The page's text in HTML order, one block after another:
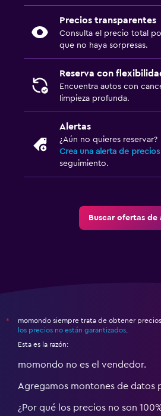
Precios transparentes
Consulta el precio total
que no haya sorpresas.
Reserva con
Encuentra autos con
limpieza profunda.
Alertas
¿Aún no quieres reservar?
Crea una alerta de precios
seguimiento.
Buscar ofertas de
*
momondo siempre trata de obtener
los precios no están garantizados.
Esta es la razón:
momondo no es el vendedor.
Agregamos montones de datos
¿Por qué los precios no son